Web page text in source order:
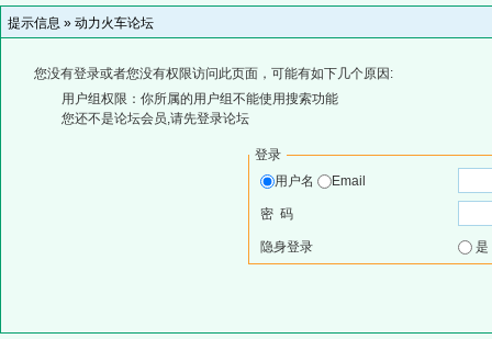
提示信息 » 动力火车论坛
您没有登录或者您没有权限访问此页面，可能有如下几个原因:
用户组权限：你所属的用户组不能使用搜索功能
您还不是论坛会员,请先登录论坛
登录
用户名
Email
密 码
隐身登录